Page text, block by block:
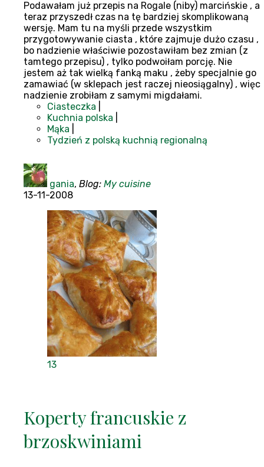
Podawałam już przepis na Rogale (niby) marcińskie , a
teraz przyszedł czas na tę bardziej skomplikowaną
wersję. Mam tu na myśli przede wszystkim
przygotowywanie ciasta , które zajmuje dużo czasu ,
bo nadzienie właściwie pozostawiłam bez zmian (z
tamtego przepisu) , tylko podwoiłam porcję. Nie
jestem aż tak wielką fanką maku , żeby specjalnie go
zamawiać (w sklepach jest raczej nieosiągalny) , więc
nadzienie zrobiłam z samymi migdałami.
Ciasteczka
Kuchnia polska
Mąka
Tydzień z polską kuchnią regionalną
gania, Blog: My cuisine
13-11-2008
13
Koperty francuskie z
brzoskwiniami